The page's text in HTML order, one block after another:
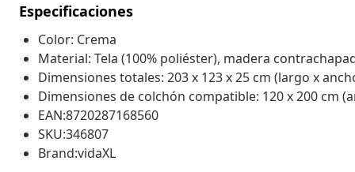
Especificaciones
Color: Crema
Material: Tela (100% poliéster), madera
Dimensiones totales: 203 x 123 x 25 cm (largo x
Dimensiones de colchón compatible: 120 x 200 cm
EAN:8720287168560
SKU:346807
Brand:vidaXL